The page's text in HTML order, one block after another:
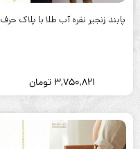
پابند زنجیر نقره آب طلا با پلاک حرف
3,750,821 تومان